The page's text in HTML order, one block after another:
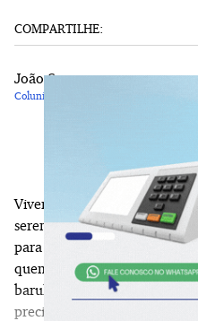
COMPARTILHE:
João Satt
Colunista
Vivemos no limite do nosso
serenidade e abertura ao
para se tornarem ativos de
quem produz propostas
barulho nunca foi tão grande.
precisamos decidir quem